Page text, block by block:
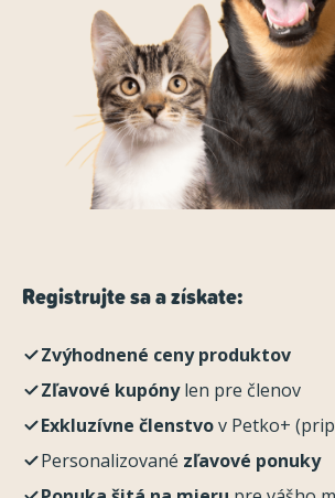
Registrujte sa a získate:
Zvýhodnené ceny produktov
Zľavové kupónylen pre členov
Exkluzívne členstvov Petko+
Personalizované zľavové ponuky